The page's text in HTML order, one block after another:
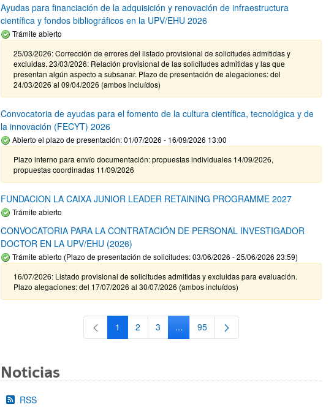
Ayudas para financiación de la adquisición y renovación de infraestructura
científica y fondos bibliográficos en la UPV/EHU 2026
Trámite abierto
25/03/2026: Corrección de errores del listado provisional de solicitudes admitidas y
excluidas. 23/03/2026: Relación provisional de las solicitudes admitidas y las que
presentan algún aspecto a subsanar. Plazo de presentación de alegaciones: del
24/03/2026 al 09/04/2026 (ambos incluídos)
Convocatoria de ayudas para el fomento de la cultura científica, tecnológica y de
la innovación (FECYT) 2026
Abierto el plazo de presentación: 01/07/2026 - 16/09/2026 13:00
Plazo interno para envío documentación: propuestas individuales 14/09/2026,
propuestas coordinadas 11/09/2026
FUNDACION LA CAIXA JUNIOR LEADER RETAINING PROGRAMME 2027
Trámite abierto
CONVOCATORIA PARA LA CONTRATACIÓN DE PERSONAL INVESTIGADOR
DOCTOR EN LA UPV/EHU (2026)
Trámite abierto (Plazo de presentación de solicitudes: 03/06/2026 - 25/06/2026 23:59)
16/07/2026: Listado provisional de solicitudes admitidas y excluidas para evaluación.
Plazo alegaciones: del 17/07/2026 al 30/07/2026 (ambos incluídos)
Página
1 Página
2 Página
3 ...Páginas intermedias Use TAB para
Página
95
Noticias
RSS